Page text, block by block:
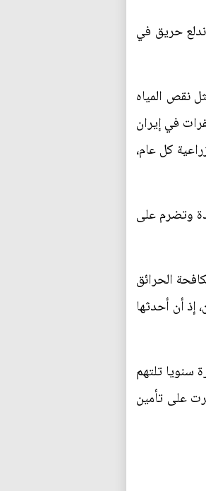
حريق في
نقص المياه
في إيران
كل عام،
وتضرم على
الحرائق
إذ أن أحدثها
سنويا تلتهم
على تأمين